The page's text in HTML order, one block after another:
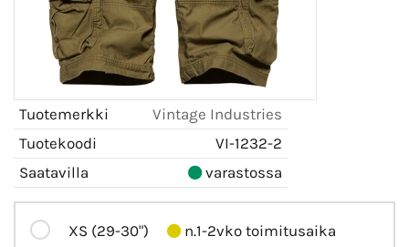
Tuotemerkki
Vintage Industries
Tuotekoodi
VI-1232-2
Saatavilla
varastossa
XS (29-30") n.1-2vko toimitusaika